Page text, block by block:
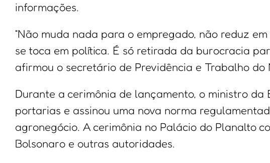
informações.
“Não muda nada para o empregado, não reduz
se toca em política. É só retirada da burocracia
afirmou o secretário de Previdência e Trabalho do
Durante a cerimônia de lançamento, o ministro da
portarias e assinou uma nova norma
agronegócio. A cerimônia no Palácio do Planalto
Bolsonaro e outras autoridades.